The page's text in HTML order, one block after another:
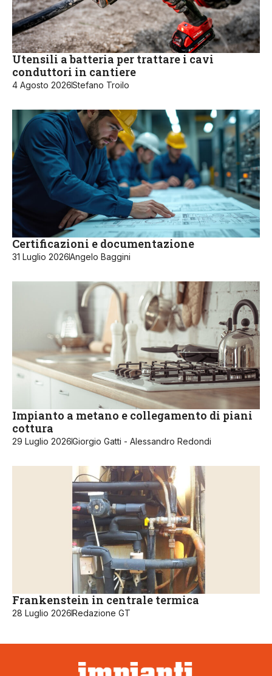
Utensili a batteria per trattare i cavi
conduttori in cantiere
4 Agosto 2026Stefano Troilo
Certificazioni e documentazione
31 Luglio 2026Angelo Baggini
Impianto a metano e collegamento di piani
cottura
29 Luglio 2026Giorgio Gatti - Alessandro Redondi
Frankenstein in centrale termica
28 Luglio 2026Redazione GT